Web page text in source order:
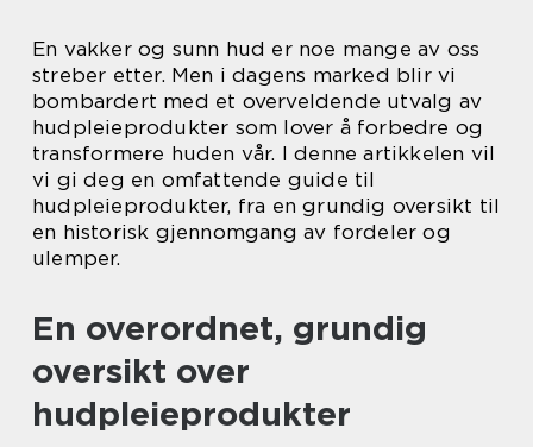
En vakker og sunn hud er noe mange av oss
streber etter. Men i dagens marked blir vi
bombardert med et overveldende utvalg av
hudpleieprodukter som lover å forbedre og
transformere huden vår. I denne artikkelen vil
vi gi deg en omfattende guide til
hudpleieprodukter, fra en grundig oversikt til
en historisk gjennomgang av fordeler og
ulemper.
En overordnet, grundig
oversikt over
hudpleieprodukter